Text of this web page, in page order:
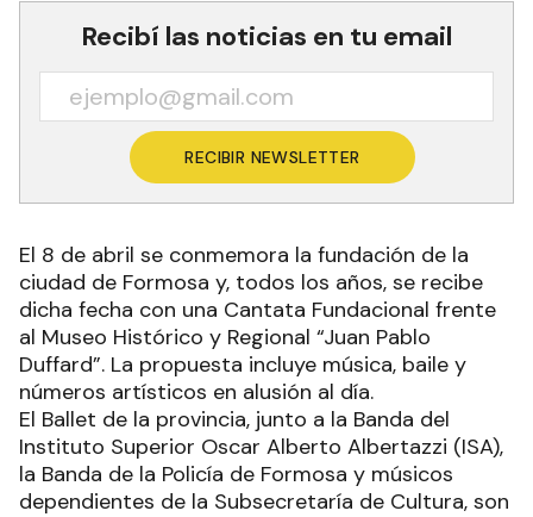
Recibí las noticias en tu email
RECIBIR NEWSLETTER
El 8 de abril se conmemora la fundación de la
ciudad de Formosa y, todos los años, se recibe
dicha fecha con una Cantata Fundacional frente
al Museo Histórico y Regional “Juan Pablo
Duffard”. La propuesta incluye música, baile y
números artísticos en alusión al día.
El Ballet de la provincia, junto a la Banda del
Instituto Superior Oscar Alberto Albertazzi (ISA),
la Banda de la Policía de Formosa y músicos
dependientes de la Subsecretaría de Cultura, son